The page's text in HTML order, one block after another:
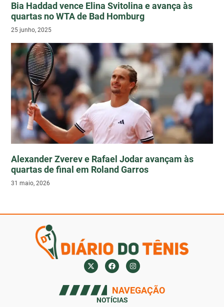
Bia Haddad vence Elina Svitolina e avança às
quartas no WTA de Bad Homburg
25 junho, 2025
Alexander Zverev e Rafael Jodar avançam às
quartas de final em Roland Garros
31 maio, 2026
NAVEGAÇÃO
NOTÍCIAS